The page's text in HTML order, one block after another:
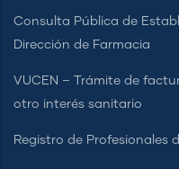
Consulta Pública de
Dirección de Farmacia
VUCEN – Trámite de
otro interés sanitario
Registro de Profesionales